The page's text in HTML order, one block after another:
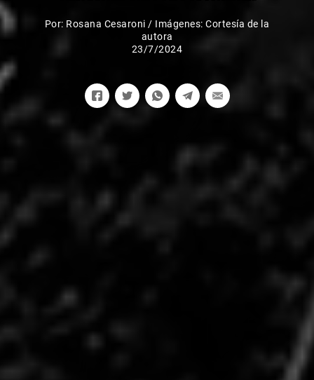
Por: Rosana Cesaroni / Imágenes: Cortesía de la
autora
23/7/2024